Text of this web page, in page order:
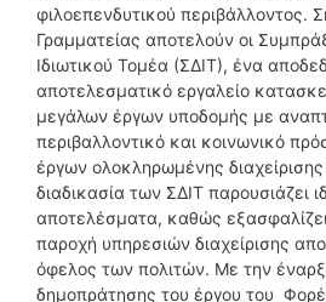
φιλοεπενδυτικού περιβάλλοντος.
Γραμματείας αποτελούν οι
Ιδιωτικού Τομέα (ΣΔΙΤ), ένα
αποτελεσματικό εργαλείο
μεγάλων έργων υποδομής με
περιβαλλοντικό και κοινωνικό
έργων ολοκληρωμένης
διαδικασία των ΣΔΙΤ παρουσιάζει
αποτελέσματα, καθώς
παροχή υπηρεσιών διαχείρισης
όφελος των πολιτών. Με την
δημοπράτησης του έργου του